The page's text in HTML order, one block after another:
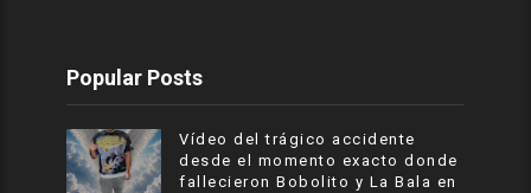
Popular Posts
Vídeo del trágico accidente
desde el momento exacto donde
fallecieron Bobolito y La Bala en